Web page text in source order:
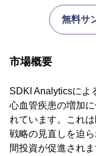
無料サ
市場概要
SDKI Analyticsによ
心血管疾患の増加
れています。これ
戦略の見直しを迫
間投資が促進され